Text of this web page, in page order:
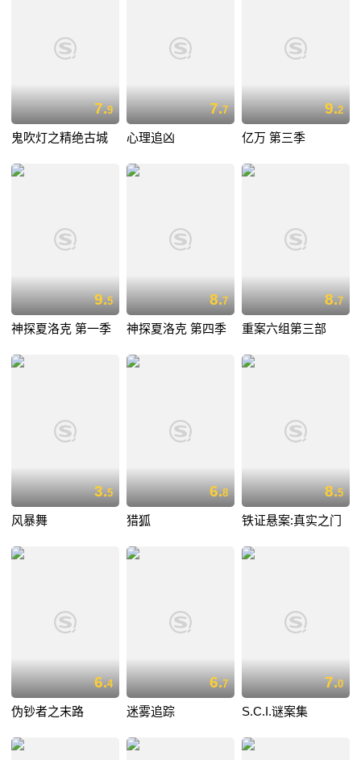
7.9
鬼吹灯之精绝古城
7.7
心理追凶
9.2
亿万 第三季
9.5
神探夏洛克 第一季
8.7
神探夏洛克 第四季
8.7
重案六组第三部
3.5
风暴舞
6.8
猎狐
8.5
铁证悬案:真实之门
6.4
伪钞者之末路
6.7
迷雾追踪
7.0
S.C.I.谜案集